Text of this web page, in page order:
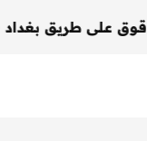
– كركوك بعد